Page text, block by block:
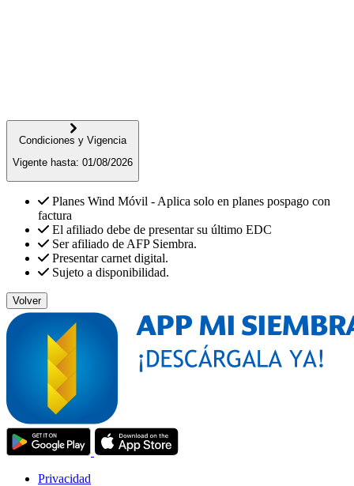
Condiciones y Vigencia
Vigente hasta: 01/08/2026
Planes Wind Móvil - Aplica solo en planes pospago con
factura
El afiliado debe de presentar su último EDC
Ser afiliado de AFP Siembra.
Presentar carnet digital.
Sujeto a disponibilidad.
Volver
Privacidad